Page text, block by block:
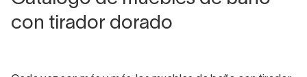
con tirador dorado